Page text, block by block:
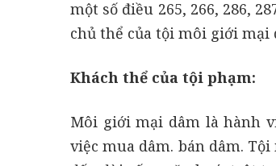
một số điều 265, 266, 286,
chủ thể của tội môi giới
Khách thể của tội phạm:
Môi giới mại dâm là hành
việc mua dâm. bán dâm.